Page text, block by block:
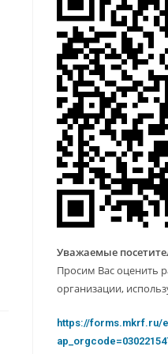
Уважаемые
Просим Вас оценить
организации,
https://forms.mkrf.ru/